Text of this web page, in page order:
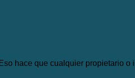
hace que cualquier propietario o